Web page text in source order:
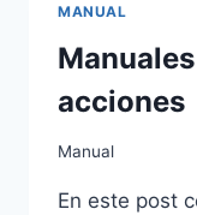
MANUAL
acciones
Manual
En este post